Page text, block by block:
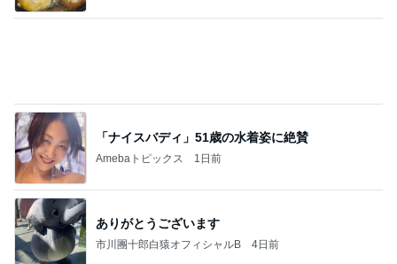
ありがとうございます
市川團十郎白猿オフィシャルB
ジャンルランキング
カメラ(風景写真) 9,435人参加中